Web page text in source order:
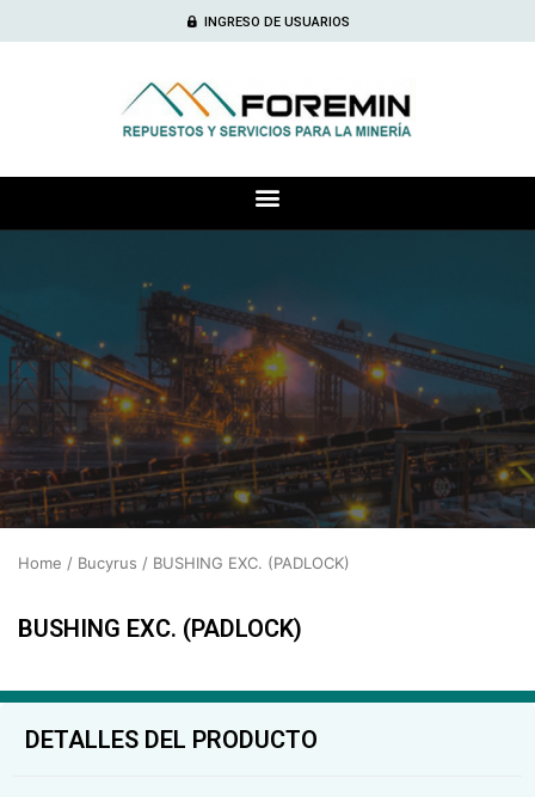
INGRESO DE USUARIOS
Home / Bucyrus / BUSHING EXC. (PADLOCK)
BUSHING EXC. (PADLOCK)
DETALLES DEL PRODUCTO